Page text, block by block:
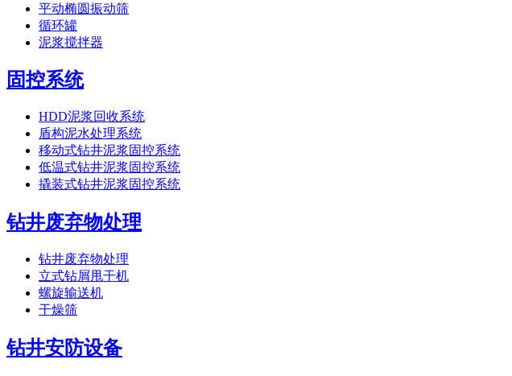
平动椭圆振动筛
循环罐
泥浆搅拌器
固控系统
HDD泥浆回收系统
盾构泥水处理系统
移动式钻井泥浆固控系统
低温式钻井泥浆固控系统
撬装式钻井泥浆固控系统
钻井废弃物处理
钻井废弃物处理
立式钻屑甩干机
螺旋输送机
干燥筛
钻井安防设备